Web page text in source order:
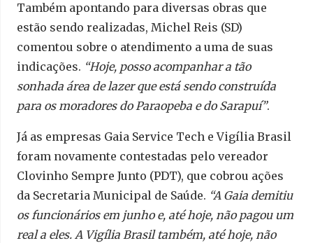
Também apontando para diversas obras que
estão sendo realizadas, Michel Reis (SD)
comentou sobre o atendimento a uma de suas
indicações. “Hoje, posso acompanhar a tão
sonhada área de lazer que está sendo construída
para os moradores do Paraopeba e do Sarapuí”.
Já as empresas Gaia Service Tech e Vigília Brasil
foram novamente contestadas pelo vereador
Clovinho Sempre Junto (PDT), que cobrou ações
da Secretaria Municipal de Saúde. “A Gaia demitiu
os funcionários em junho e, até hoje, não pagou um
real a eles. A Vigília Brasil também, até hoje, não